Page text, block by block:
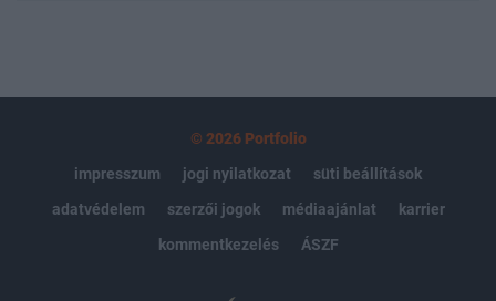
© 2026 Portfolio
impresszum
jogi nyilatkozat
süti beállítások
adatvédelem
szerzői jogok médiaajánlat
karrier
kommentkezelés
ÁSZF